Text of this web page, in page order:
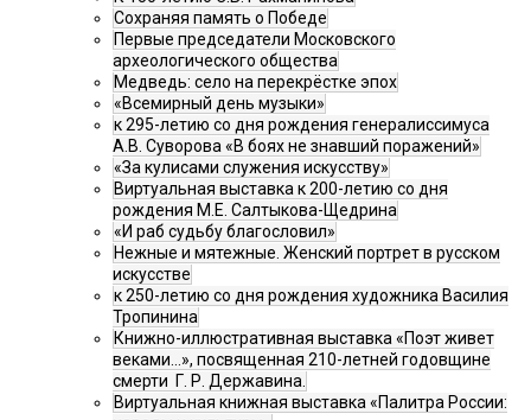
Сохраняя память о Победе
Первые председатели Московского
археологического общества
Медведь: село на перекрёстке эпох
«Всемирный день музыки»
к 295-летию со дня рождения генералиссимуса
А.В. Суворова «В боях не знавший поражений»
«За кулисами служения искусству»
Виртуальная выставка к 200-летию со дня
рождения М.Е. Салтыкова-Щедрина
«И раб судьбу благословил»
Нежные и мятежные. Женский портрет в русском
искусстве
к 250-летию со дня рождения художника Василия
Тропинина
Книжно-иллюстративная выставка «Поэт живет
веками…», посвященная 210-летней годовщине
смерти Г. Р. Державина.
Виртуальная книжная выставка «Палитра России: